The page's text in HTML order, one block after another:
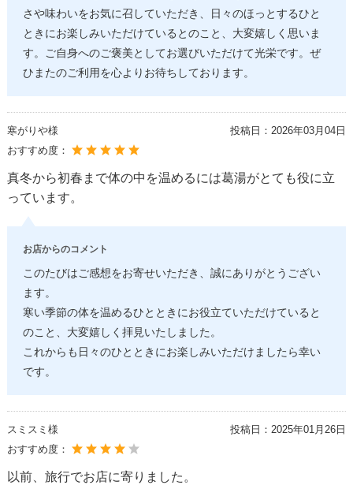
さや味わいをお気に召していただき、日々のほっとするひと
ときにお楽しみいただけているとのこと、大変嬉しく思いま
す。ご自身へのご褒美としてお選びいただけて光栄です。ぜ
ひまたのご利用を心よりお待ちしております。
寒がりや様 投稿日： 2026年03月04日
おすすめ度：
真冬から初春まで体の中を温めるには葛湯がとても役に立
っています。
お店からのコメント
このたびはご感想をお寄せいただき、誠にありがとうござい
ます。
寒い季節の体を温めるひとときにお役立ていただけていると
のこと、大変嬉しく拝見いたしました。
これからも日々のひとときにお楽しみいただけましたら幸い
です。
スミスミ様 投稿日： 2025年01月26日
おすすめ度：
以前、旅行でお店に寄りました。